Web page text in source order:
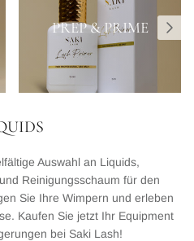
PREP & PRIME
Auswahl an Liquids,
Reinigungsschaum für den
Sie Ihre Wimpern und erleben
Kaufen Sie jetzt Ihr Equipment
bei Saki Lash!